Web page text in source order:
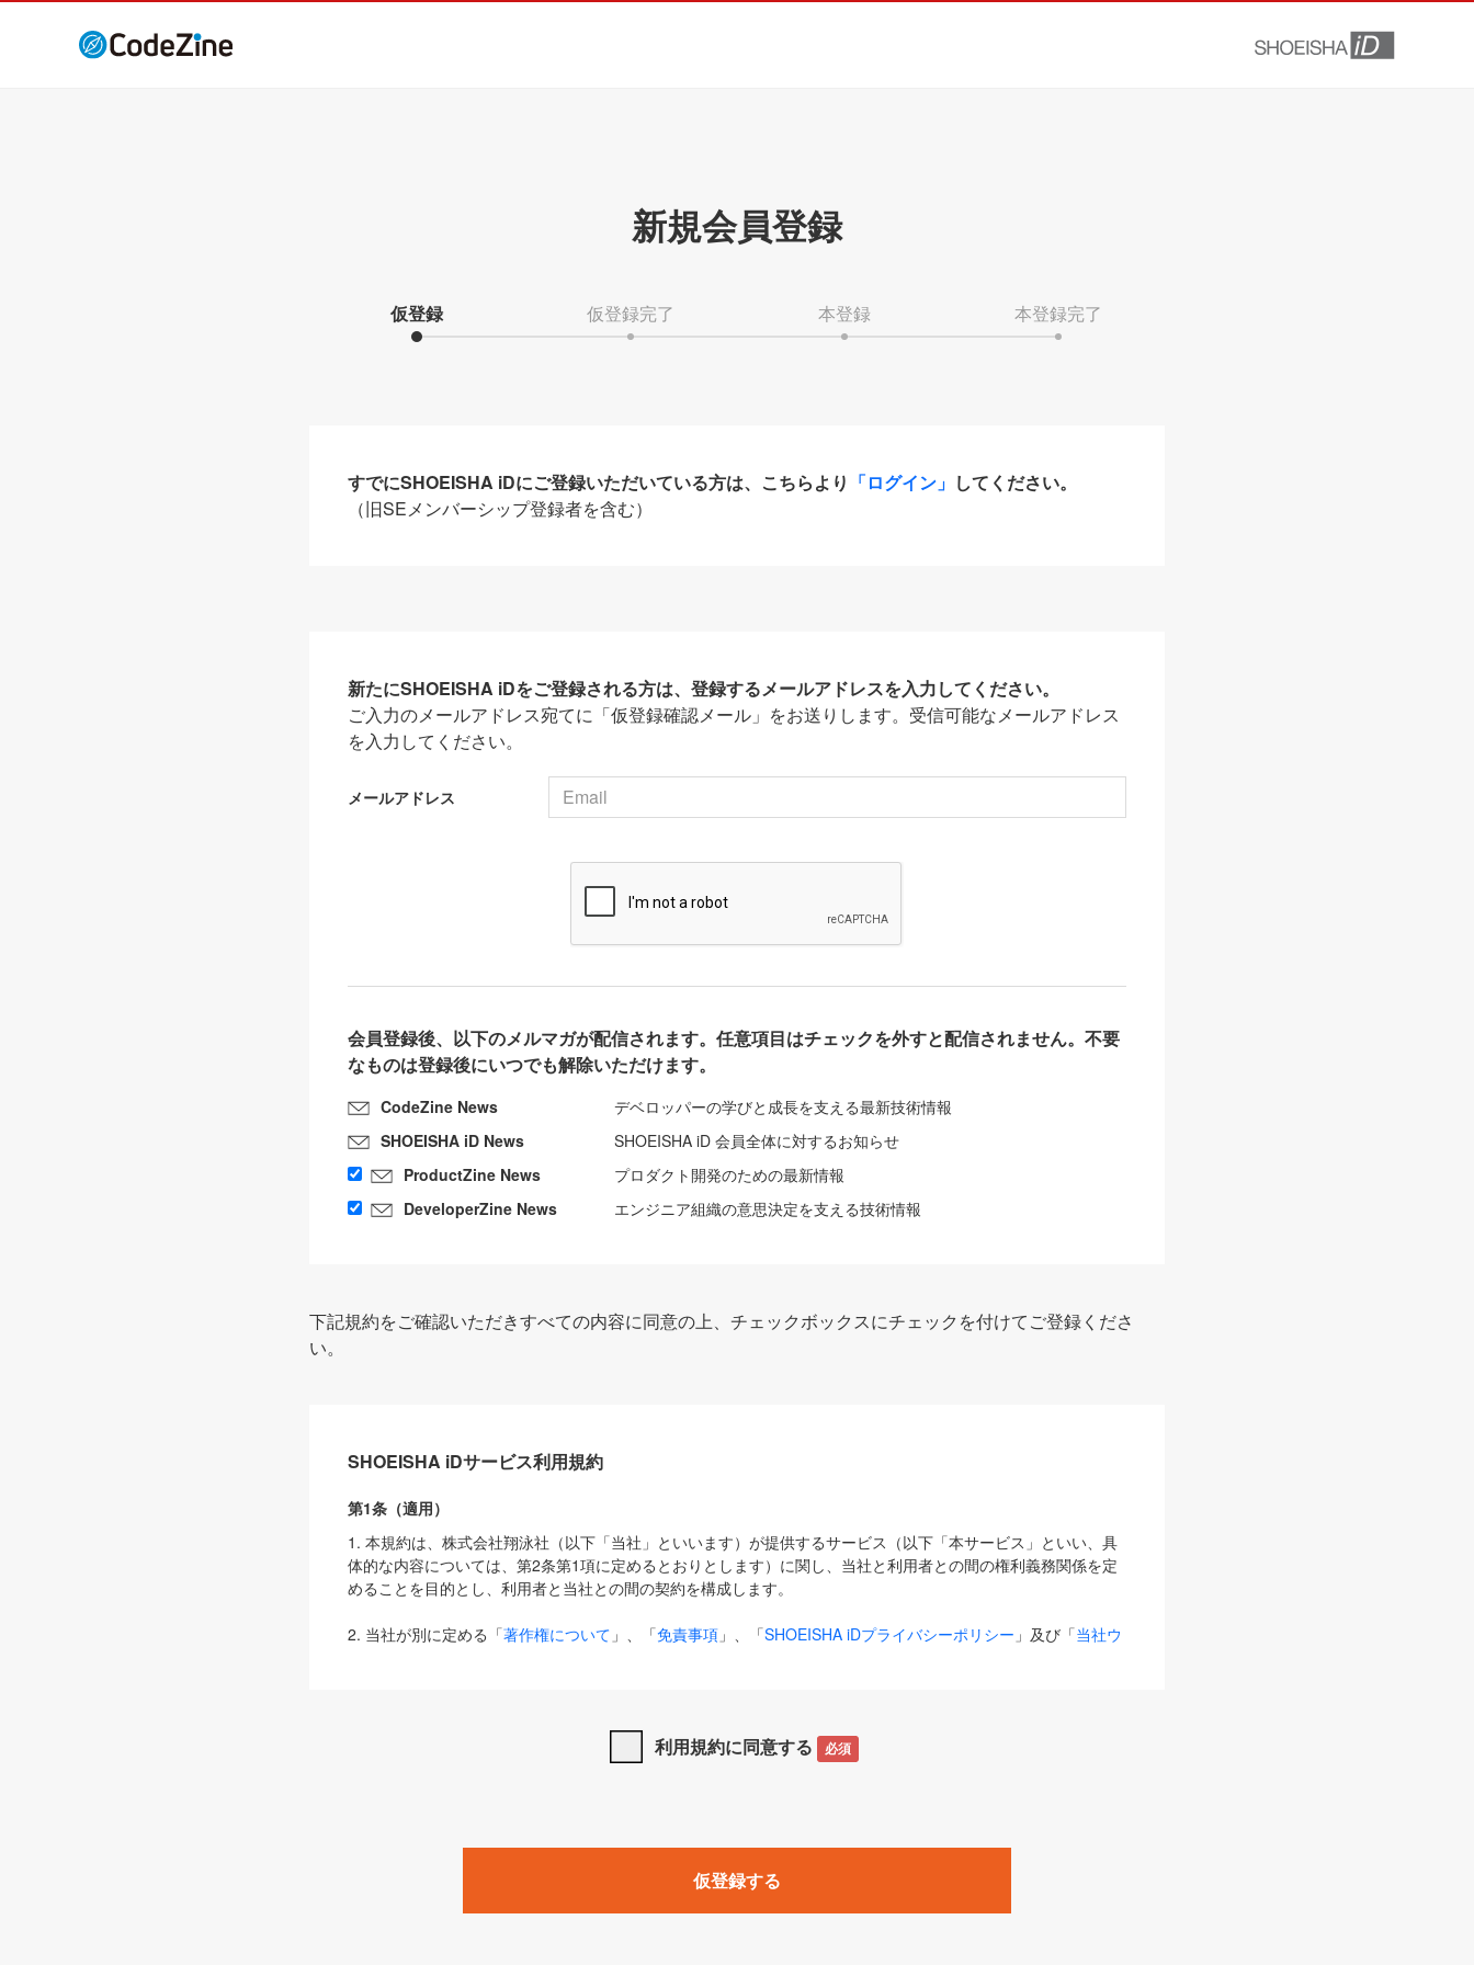
新規会員登録
仮登録 仮登録完了 本登録 本登録完了
すでにSHOEISHA iDにご登録いただいている方は、こちらより 「ログイン」 してください。
（旧SEメンバーシップ登録者を含む）
新たにSHOEISHA iDをご登録される方は、登録するメールアドレスを入力してください。
ご入力のメールアドレス宛てに「仮登録確認メール」をお送りします。受信可能なメールアドレス
を入力してください。
メールアドレス
会員登録後、以下のメルマガが配信されます。任意項目はチェックを外すと配信されません。不要
なものは登録後にいつでも解除いただけます。
CodeZine News
デベロッパーの学びと成長を支える最新技術情報
SHOEISHA iD News
SHOEISHA iD 会員全体に対するお知らせ
ProductZine News
プロダクト開発のための最新情報
DeveloperZine News
エンジニア組織の意思決定を支える技術情報
下記規約をご確認いただきすべての内容に同意の上、チェックボックスにチェックを付けてご登録くださ
い。
SHOEISHA iDサービス利用規約
第1条（適用）
1. 本規約は、株式会社翔泳社（以下「当社」といいます）が提供するサービス（以下「本サービス」といい、具
体的な内容については、第2条第1項に定めるとおりとします）に関し、当社と利用者との間の権利義務関係を定
めることを目的とし、利用者と当社との間の契約を構成します。
2. 当社が別に定める「著作権について 」、「免責事項 」、「SHOEISHA iDプライバシーポリシー 」及び「当社ウ
は、本規約の規定が優先して適用されるものとします。
1. 「本サービス」とは、当社が提供する以下のサービス（名称や内容が変更された場合、変更後のサービスを含
みます）及びこれらサービスに関連して当社が実施するイベントやキャンペーンをいいます。
「SEBook」「SEShop」「CodeZine」「MarkeZine」「EnterpriseZine」「ECzine」「Biz/Zine」「HRzine」
利用規約に同意する 必須
仮登録する